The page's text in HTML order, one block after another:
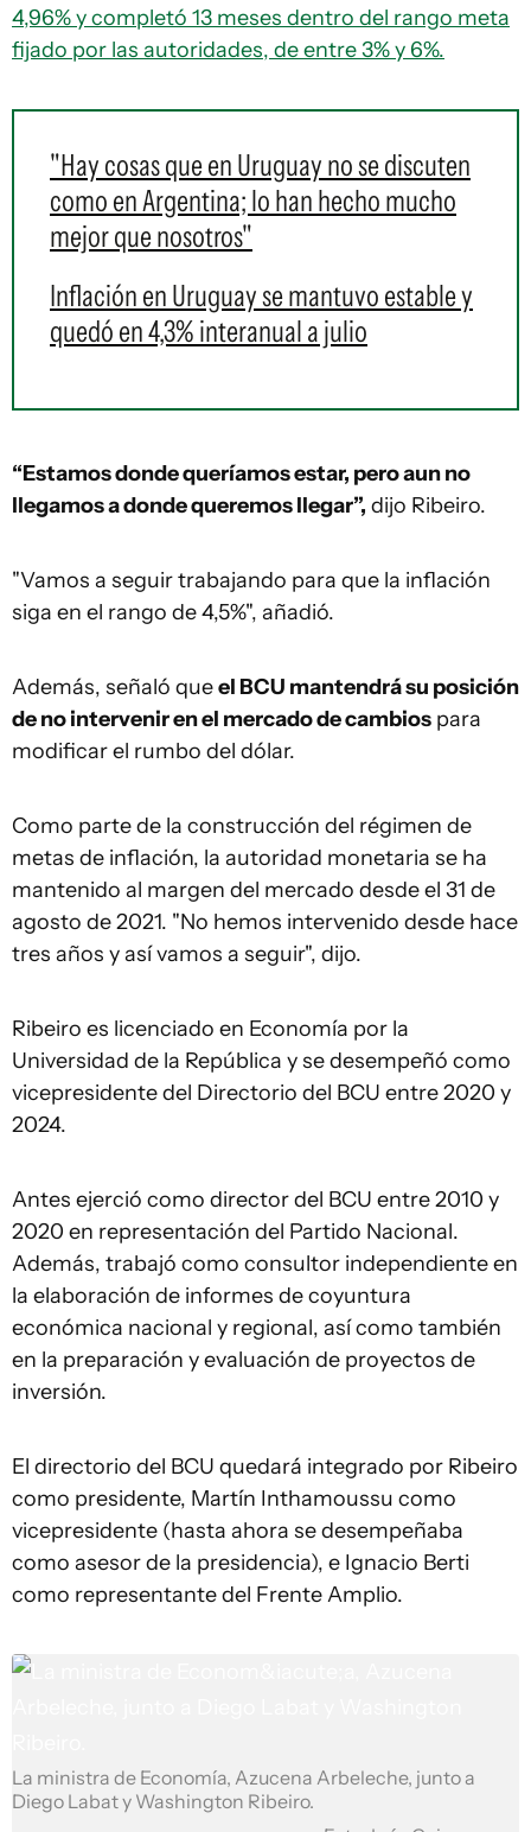
4,96% y completó 13 meses dentro del rango meta
fijado por las autoridades, de entre 3% y 6%.
"Hay cosas que en Uruguay no se discuten
como en Argentina; lo han hecho mucho
mejor que nosotros"
Inflación en Uruguay se mantuvo estable y
quedó en 4,3% interanual a julio
“Estamos donde queríamos estar, pero aun no
llegamos a donde queremos llegar”, dijo Ribeiro.
"Vamos a seguir trabajando para que la inflación
siga en el rango de 4,5%", añadió.
Además, señaló queel BCU mantendrá su posición
de no intervenir en el mercado de cambios para
modificar el rumbo del dólar.
Como parte de la construcción del régimen de
metas de inflación, la autoridad monetaria se ha
mantenido al margen del mercado desde el 31 de
agosto de 2021. "No hemos intervenido desde hace
tres años y así vamos a seguir", dijo.
Ribeiro es licenciado en Economía por la
Universidad de la República y se desempeñó como
vicepresidente del Directorio del BCU entre 2020 y
2024.
Antes ejerció como director del BCU entre 2010 y
2020 en representación del Partido Nacional.
Además, trabajó como consultor independiente en
la elaboración de informes de coyuntura
económica nacional y regional, así como también
en la preparación y evaluación de proyectos de
inversión.
El directorio del BCU quedará integrado por Ribeiro
como presidente, Martín Inthamoussu como
vicepresidente (hasta ahora se desempeñaba
como asesor de la presidencia), e Ignacio Berti
como representante del Frente Amplio.
La ministra de Economía, Azucena Arbeleche, junto a
Diego Labat y Washington Ribeiro.